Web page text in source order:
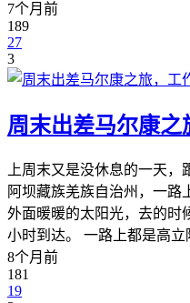
7个月前
189
27
3
周末出差马尔康
上周末又是没休息的一天
阿坝藏族羌族自治州，一路
外面暖暖的太阳光，去的时
小时到达。 一路上都是高立
8个月前
181
19